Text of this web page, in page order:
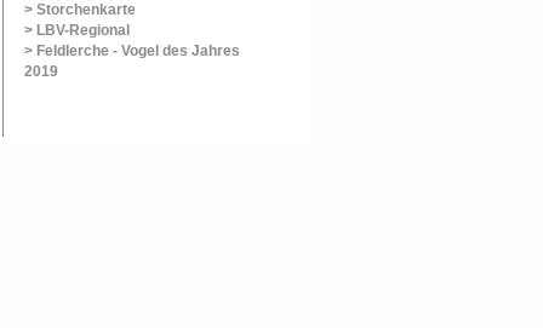
> Storchenkarte
> LBV-Regional
> Feldlerche - Vogel des Jahres
2019